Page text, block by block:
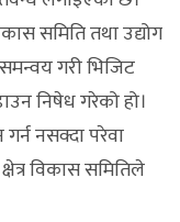
समिति तथा उद्योग
गरी भिजिट
निषेध गरेको हो।
नसक्दा परेवा
विकास समितिले